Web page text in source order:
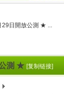
29日開放公測 ★ ...
測 ★ [复制链接]